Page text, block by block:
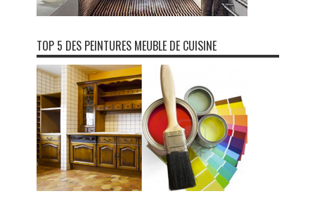
TOP 5 DES PEINTURES MEUBLE DE CUISINE